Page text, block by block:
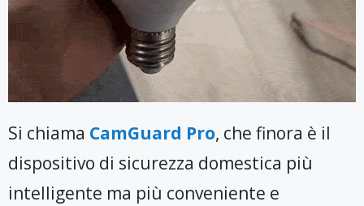
Si chiama CamGuard Pro, che finora è il
dispositivo di sicurezza domestica più
intelligente ma più conveniente e